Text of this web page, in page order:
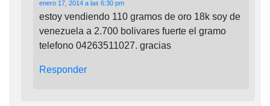
enero 17, 2014 a las 6:30 pm
estoy vendiendo 110 gramos de oro 18k soy de
venezuela a 2.700 bolivares fuerte el gramo
telefono 04263511027. gracias
Responder